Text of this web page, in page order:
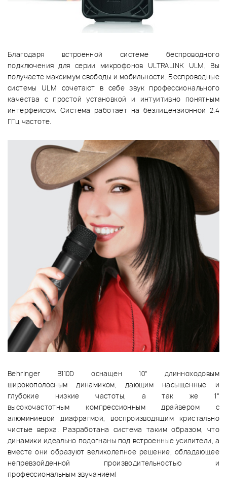
Благодаря встроенной системе беспроводного
подключения для серии микрофонов ULTRALINK ULM, Вы
получаете максимум свободы и мобильности. Беспроводные
системы ULM сочетают в себе звук профессионального
качества с простой установкой и интуитивно понятным
интерфейсом. Система работает на безлицензионной 2.4
ГГц частоте.
Behringer B110D оснащен 10" длинноходовым
широкополосным динамиком, дающим насыщенные и
глубокие низкие частоты, а так же 1"
высокочастотным компрессионным драйвером с
алюминиевой диафрагмой, воспроизводящим кристально
чистые верха. Разработана система таким образом, что
динамики идеально подогнаны под встроенные усилители, а
вместе они образуют великолепное решение, обладающее
непревзойденной производительностью и
профессиональным звучанием!